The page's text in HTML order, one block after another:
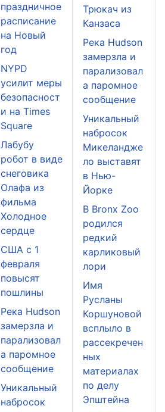
праздничное
расписание
на Новый
год
NYPD
усилит меры
безопасност
и на Times
Square
Лабубу
робот в виде
снеговика
Олафа из
фильма
Холодное
сердце
США с 1
февраля
повысят
пошлины
Река Hudson
замерзла и
парализовал
а паромное
сообщение
Уникальный
набросок
Трюкач из
Канзаса
Река Hudson
замерзла и
парализовал
а паромное
сообщение
Уникальный
набросок
Микеландже
ло выставят
в Нью-
Йорке
В Bronx Zoo
родился
редкий
карликовый
лори
Имя
Русланы
Коршуновой
всплыло в
рассекречен
ных
материалах
по делу
Эпштейна